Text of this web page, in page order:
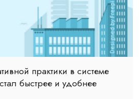
практики в системе
быстрее и удобнее